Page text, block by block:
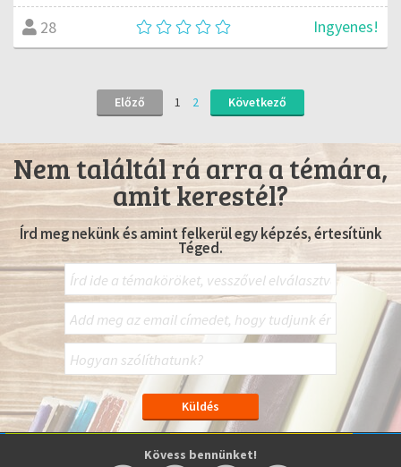
28 Ingyenes!
Előző 1 2 Következő
Nem találtál rá arra a témára,
amit kerestél?
Írd meg nekünk és amint felkerül egy képzés, értesítünk
Téged.
Kövess bennünket!